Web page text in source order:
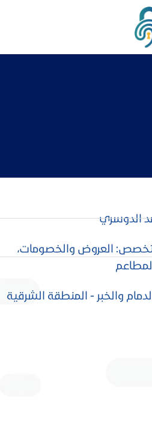
الدوسري
العروض والخصومات،
والخبر - المنطقة الشرقية